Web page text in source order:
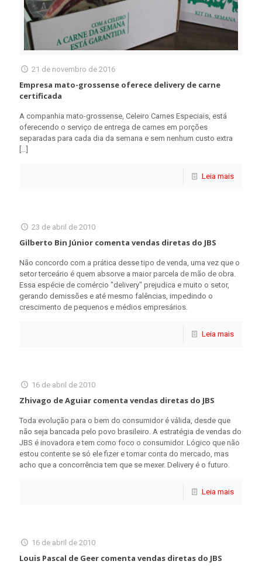
21 de novembro de 2016
Empresa mato-grossense oferece delivery de carne
certificada
A companhia mato-grossense, Celeiro Carnes Especiais, está
oferecendo o serviço de entrega de carnes em porções
separadas para cada dia da semana e sem nenhum custo extra
[…]
Leia mais
23 de abril de 2010
Gilberto Bin Júnior comenta vendas diretas do JBS
Não concordo com a prática desse tipo de venda, uma vez que o
setor terceário é quem absorve a maior parcela de mão de obra.
Essa espécie de comércio "delivery" prejudica e muito o setor,
gerando demissões e até mesmo falências, impedindo o
crescimento de pequenos e médios empresários.
Leia mais
16 de abril de 2010
Zhivago de Aguiar comenta vendas diretas do JBS
Toda evolução para o bem do consumidor é válida, desde que
não seja bancada pelo povo brasileiro. A estratégia de vendas do
JBS é inovadora e tem como foco o consumidor. Lógico que não
estou contente se só ele fizer e tomar conta do mercado, mas
acho que a concorrência tem que se mexer. Delivery é o futuro.
Leia mais
16 de abril de 2010
Louis Pascal de Geer comenta vendas diretas do JBS